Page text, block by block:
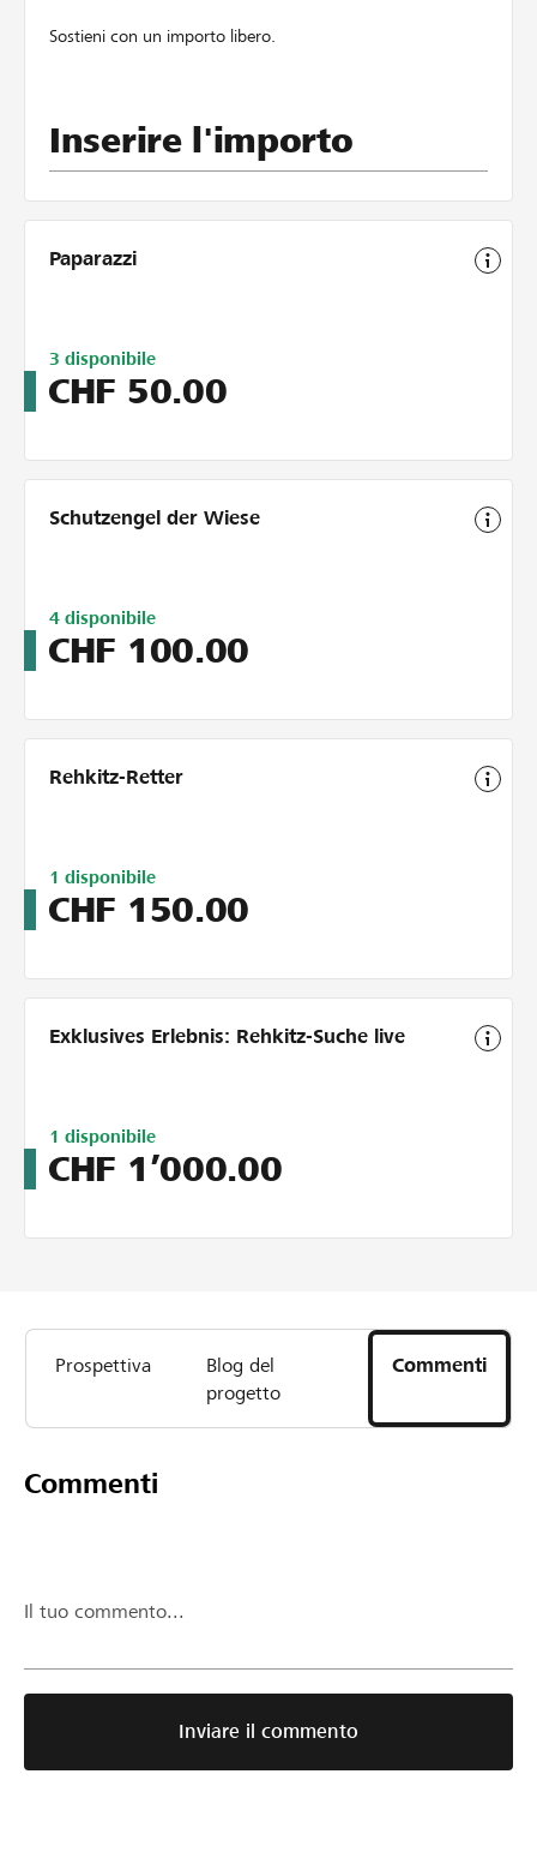
Sostieni con un importo libero.
Inserire l'importo
Paparazzi
Limitiert
auf
5
3 disponibile
CHF 50.00
Schutzengel der Wiese
Limitiert
auf
4
4 disponibile
CHF 100.00
Rehkitz-Retter
Limitiert
auf
5
1 disponibile
CHF 150.00
Exklusives Erlebnis: Rehkitz-Suche live
Limitiert
auf
3
1 disponibile
CHF 1’000.00
Prospettiva
Blog del
progetto
Commenti
Commenti
Il tuo commento...
Inviare il commento